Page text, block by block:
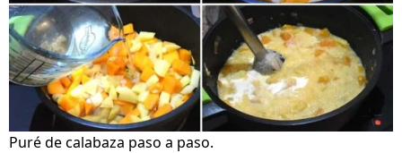
Puré de calabaza paso a paso.